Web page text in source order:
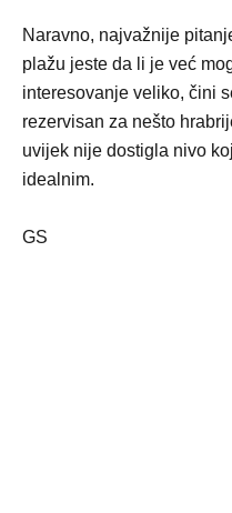
Naravno, najvažnije
plažu jeste da li je već
interesovanje veliko, čini
rezervisan za nešto
uvijek nije dostigla nivo
idealnim.
GS